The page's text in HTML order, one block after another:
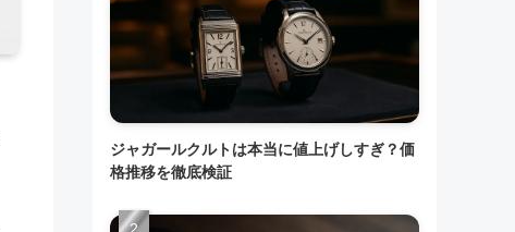
ジャガールクルトは本当に値上げしすぎ？価
格推移を徹底検証